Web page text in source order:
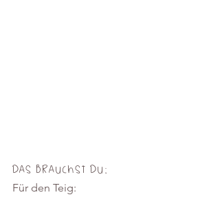
Das brauchst Du:
Für den Teig: